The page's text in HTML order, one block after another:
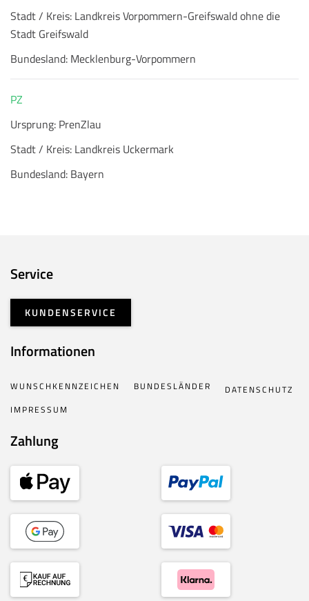
Stadt / Kreis: Landkreis Vorpommern-Greifswald ohne die
Stadt Greifswald
Bundesland: Mecklenburg-Vorpommern
PZ
Ursprung: PrenZlau
Stadt / Kreis: Landkreis Uckermark
Bundesland: Bayern
Service
KUNDENSERVICE
Informationen
WUNSCHKENNZEICHEN BUNDESLÄNDER
DATENSCHUTZ
IMPRESSUM
Zahlung